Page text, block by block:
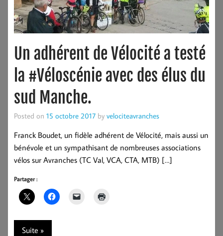
Un adhérent de Vélocité a testé
la #Véloscénie avec des élus du
sud Manche.
Posted on 15 octobre 2017 by velociteavranches
Franck Boudet, un fidèle adhérent de Vélocité, mais aussi un
bénévole et un sympathisant de nombreuses associations
vélos sur Avranches (TC Val, VCA, CTA, MTB) […]
Partager :
Suite »